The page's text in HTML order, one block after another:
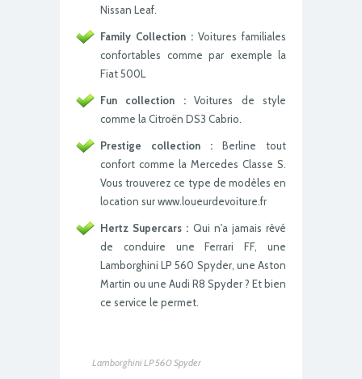
Nissan Leaf.
Family Collection : Voitures familiales
confortables comme par exemple la
Fiat 500L
Fun collection :Voitures de style
comme la Citroën DS3 Cabrio.
Prestige collection : Berline tout
confort comme la Mercedes Classe S.
Vous trouverez ce type de modèles en
location sur www.loueurdevoiture.fr
Hertz Supercars : Qui n'a jamais rêvé
de conduire une Ferrari FF, une
Lamborghini LP 560 Spyder, une Aston
Martin ou une Audi R8 Spyder ? Et bien
ce service le permet.
Lamborghini LP 560 Spyder